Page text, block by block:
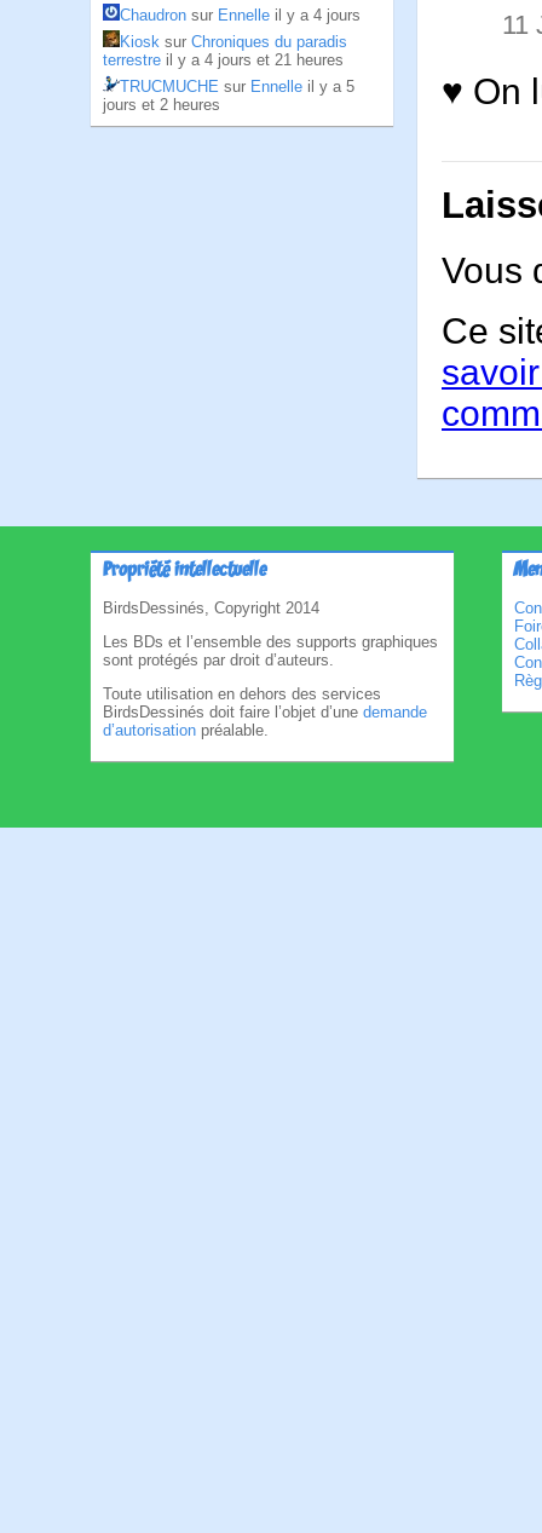
Chaudron sur Ennelle il y a 4 jours
Kiosk sur Chroniques du paradis
terrestre il y a 4 jours et 21 heures
TRUCMUCHE sur Ennelle il y a 5
jours et 2 heures
11
♥ On
Vous
Ce
Propriété intellectuelle
BirdsDessinés, Copyright 2014
Les BDs et l’ensemble des supports graphiques
sont protégés par droit d’auteurs.
Toute utilisation en dehors des services
BirdsDessinés doit faire l’objet d’une demande
d’autorisation préalable.